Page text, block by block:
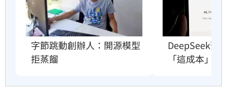
字節跳動創辦人：開源模型
拒蒸餾
DeepSeek預
「這成本」撐